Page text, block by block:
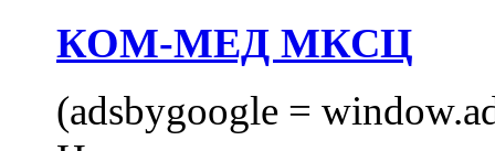
КОМ-МЕД МКСЦ
(adsbygoogle =